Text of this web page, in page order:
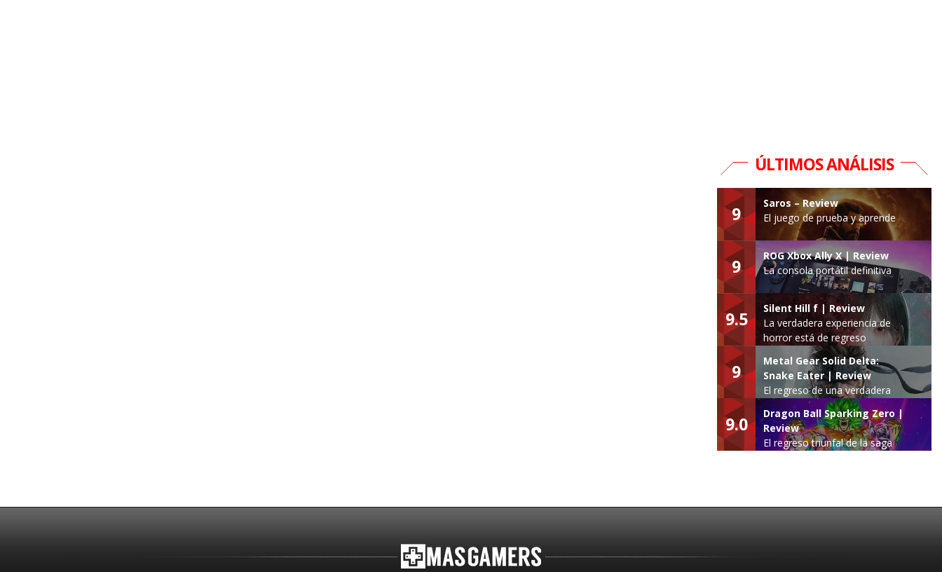
ÚLTIMOS ANÁLISIS
9
Saros – Review
El juego de prueba y aprende
9
ROG Xbox Ally X | Review
La consola portátil definitiva
9.5
Silent Hill f | Review
La verdadera experiencia de
horror está de regreso
9
Metal Gear Solid Delta:
Snake Eater | Review
El regreso de una verdadera
leyenda
9.0
Dragon Ball Sparking Zero |
Review
El regreso triunfal de la saga